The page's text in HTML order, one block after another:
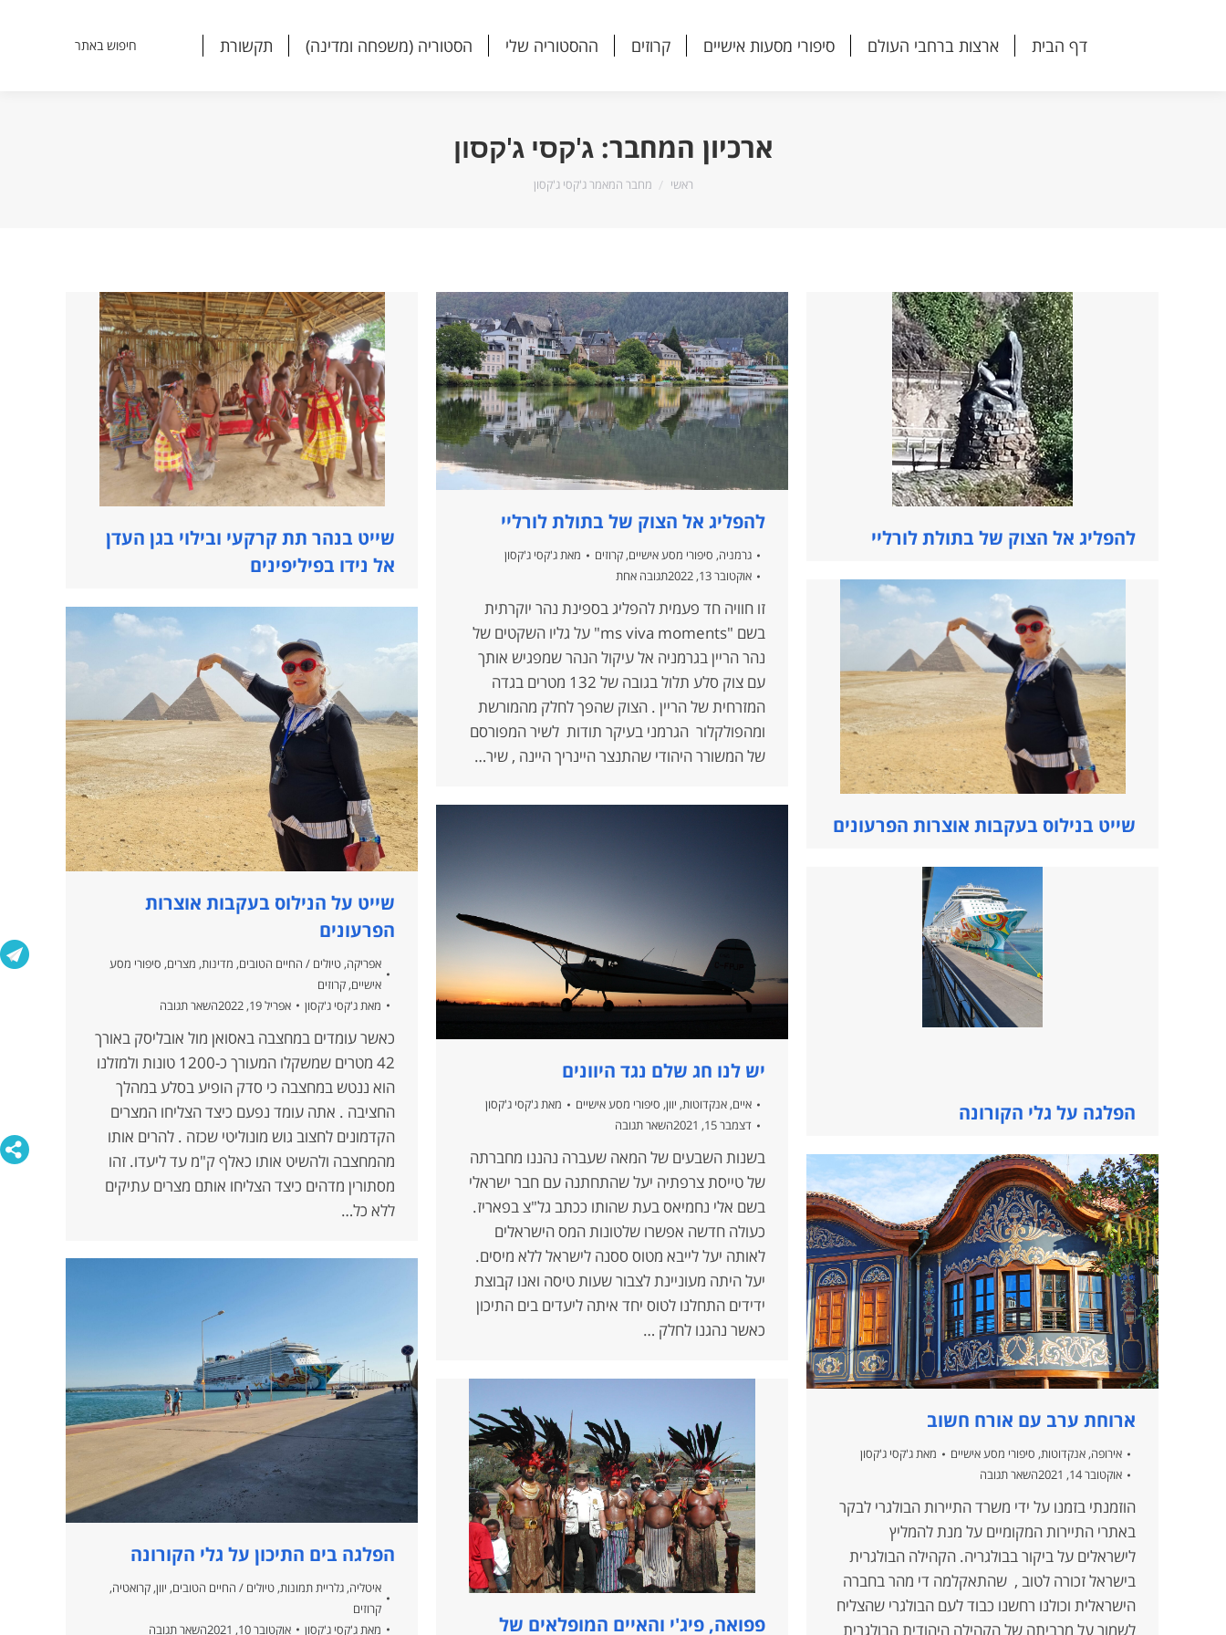
דף הבית ארצות ברחבי העולם סיפורי מסעות אישיים קרוזים ההסטוריה שלי הסטוריה (משפחה ומדינה) תקשורת Search:
חיפוש באתר
ארכיון המחבר: ג'קסי ג'קסון
הנך נמצא כאן:
ראשי מחבר המאמר ג'קסי ג'קסון
שייט בנהר תת קרקעי ובילוי בגן העדן
אל נידו בפיליפינים
להפליג אל הצוק של בתולת לורליי
גרמניה, סיפורי מסע אישיים, קרוזים מאתג'קסי ג'קסון
אוקטובר 13, 2022
תגובה אחת
זו חוויה חד פעמית להפליג בספינת נהר יוקרתית
בשם "ms viva moments" על גליו השקטים של
נהר הריין בגרמניה אל עיקול הנהר שמפגיש אותך
עם צוק סלע תלול בגובה של 132 מטרים בגדה
המזרחית של הריין . הצוק שהפך לחלק מהמורשת
ומהפולקלור הגרמני בעיקר תודות לשיר המפורסם
של המשורר היהודי שהתנצר היינריך היינה , שיר…
להפליג אל הצוק של בתולת לורליי
שייט בנילוס בעקבות אוצרות הפרעונים
שייט על הנילוס בעקבות אוצרות
הפרעונים
אפריקה, טיולים / החיים הטובים, מדינות, מצרים, סיפורי מסע
אישיים, קרוזים
מאתג'קסי ג'קסון אפריל 19, 2022 השאר תגובה
כאשר עומדים במחצבה באסואן מול אובליסק באורך
42 מטרים שמשקלו המעורך כ-1200 טונות ולמזלנו
הוא ננטש במחצבה כי סדק הופיע בסלע במהלך
החציבה . אתה עומד נפעם כיצד הצליחו המצרים
הקדמונים לחצוב גוש מונוליטי שכזה . להרים אותו
מהמחצבה ולהשיט אותו כאלף ק"מ עד ליעדו. זהו
מסתורין מדהים כיצד הצליחו אותם מצרים עתיקים
ללא כל…
יש לנו חג שלם נגד היוונים
איים, אנקדוטות, יוון, סיפורי מסע אישיים מאתג'קסי ג'קסון
דצמבר 15, 2021
השאר תגובה
בשנות השבעים של המאה שעברה נהננו מחברתה
של טייסת צרפתיה יעל שהתחתנה עם חבר ישראלי
בשם אלי נחמיאס בעת שהותו ככתב גל"צ בפאריז.
כעולה חדשה אפשרו שלטונות המס הישראלים
לאותה יעל לייבא מטוס ססנה לישראל ללא מיסים.
יעל היתה מעוניינת לצבור שעות טיסה ואנו קבוצת
ידידים התחלנו לטוס יחד איתה ליעדים בים התיכון
כאשר נהגנו לחלק …
הפלגה על גלי הקורונה
ארוחת ערב עם אורח חשוב
אירופה, אנקדוטות, סיפורי מסע אישיים מאתג'קסי ג'קסון
אוקטובר 14, 2021
השאר תגובה
הוזמנתי בזמנו על ידי משרד התיירות הבולגרי לבקר
באתרי התיירות המקומיים על מנת להמליץ
לישראלים על ביקור בבולגריה. הקהילה הבולגרית
בישראל זכורה לטוב , שהתאקלמה די מהר בחברה
הישראלית וכולנו רחשנו כבוד לעם הבולגרי שהצליח
לשמור על מרביתה של הקהילה היהודית הבולגרית
הפלגה בים התיכון על גלי הקורונה
איטליה, גלריית תמונות, טיולים / החיים הטובים, יוון, קרואטיה,
קרוזים
מאתג'קסי ג'קסון אוקטובר 10, 2021 השאר תגובה פפואה, פיג'י והאיים המופלאים של